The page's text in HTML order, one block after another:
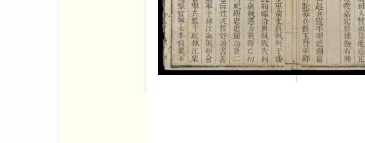
Quốc sử quán Là Nguyễn Trọng Hợp, Bùi Ân Niên
cho lệnh khắc in.
Phần chính biên soạn xong lần này lại ghi thêm là
đời Hưng Tổ (cha Gia Long) và Thế Tổ (tức Vua Gai
Minh Mệnh về sau sẽ chép vào nhị tập (Phần này
Cao Xuân Dục làm tổng tài).
Chính biên sơ tập in xong năm 1889 gồm 33 quyển,
(q.2), Công chúa (q.3) của Hưng Tổ (thân sinh của
Q.29: Hạnh nghĩa kiệt truyện (Tiểu sử một số người
Q.30: “Nguỵ” Tây liệt truyện: Tiểu sử 3 anh em họ